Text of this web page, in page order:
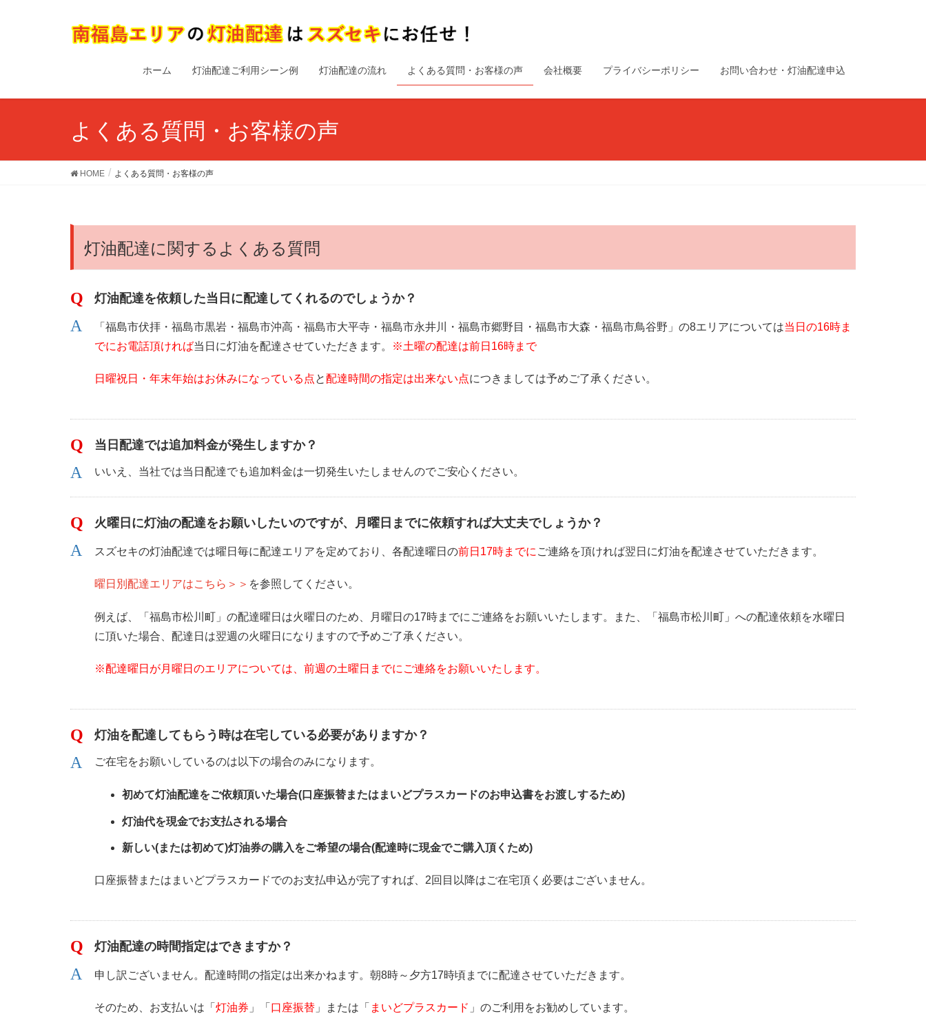
ホーム 灯油配達ご利用シーン例 灯油配達の流れ よくある質問・お客様の声 会社概要 プライバシーポリシー お問い合わせ・灯油配達申込
よくある質問・お客様の声
HOME よくある質問・お客様の声
灯油配達に関するよくある質問
灯油配達を依頼した当日に配達してくれるのでしょうか？
「福島市伏拝・福島市黒岩・福島市沖高・福島市大平寺・福島市永井川・福島市郷野目・福島市大森・福島市鳥谷野」の8エリアについては当日の16時ま
でにお電話頂ければ当日に灯油を配達させていただきます。 ※土曜の配達は前日16時まで
日曜祝日・年末年始はお休みになっている点と配達時間の指定は出来ない点につきましては予めご了承ください。
当日配達では追加料金が発生しますか？
いいえ、当社では当日配達でも追加料金は一切発生いたしませんのでご安心ください。
火曜日に灯油の配達をお願いしたいのですが、月曜日までに依頼すれば大丈夫でしょうか？
スズセキの灯油配達では曜日毎に配達エリアを定めており、各配達曜日の前日17時までに ご連絡を頂ければ翌日に灯油を配達させていただきます。
曜日別配達エリアはこちら＞＞ を参照してください。
例えば、「福島市松川町」の配達曜日は火曜日のため、月曜日の17時までにご連絡をお願いいたします。また、「福島市松川町」への配達依頼を水曜日
に頂いた場合、配達日は翌週の火曜日になりますので予めご了承ください。
※配達曜日が月曜日のエリアについては、前週の土曜日までにご連絡をお願いいたします。
灯油を配達してもらう時は在宅している必要がありますか？
ご在宅をお願いしているのは以下の場合のみになります。
初めて灯油配達をご依頼頂いた場合(口座振替またはまいどプラスカードのお申込書をお渡しするため)
灯油代を現金でお支払される場合
新しい(または初めて)灯油券の購入をご希望の場合(配達時に現金でご購入頂くため)
口座振替またはまいどプラスカードでのお支払申込が完了すれば、2回目以降はご在宅頂く必要はございません。
灯油配達の時間指定はできますか？
申し訳ございません。配達時間の指定は出来かねます。朝8時～夕方17時頃までに配達させていただきます。
そのため、お支払いは「 灯油券 」「 口座振替 」または「 まいどプラスカード 」のご利用をお勧めしています。